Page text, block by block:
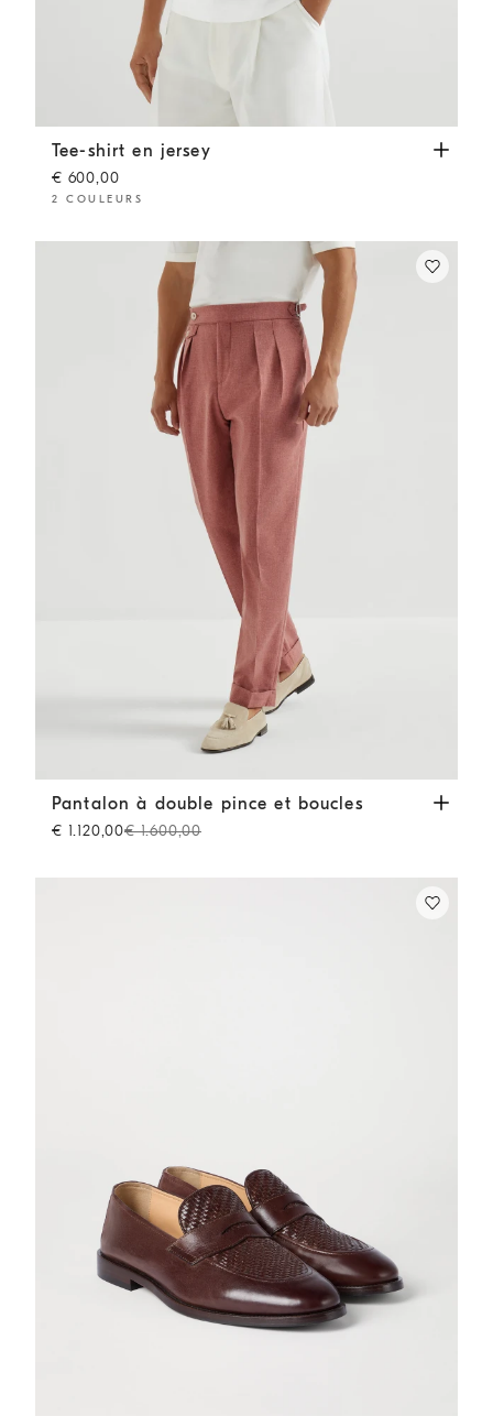
Tee-shirt en jersey Blanc Cassé
Tee-shirt en jersey
€ 600,00
2 COULEURS
Pantalon à double pince et boucles Saumon
Pantalon à double pince et boucles
€ 1.120,00€ 1.600,00